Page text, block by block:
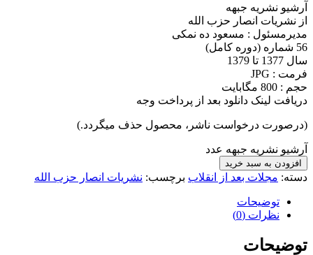
آرشیو نشریه جبهه
از نشریات انصار حزب الله
مدیرمسئول : مسعود ده نمکی
56 شماره (دوره کامل)
سال 1377 تا 1379
فرمت : JPG
حجم : 800 مگابایت
دریافت لینک دانلود بعد از پرداخت وجه
(درصورت درخواست ناشر، محصول حذف میگردد.)
آرشیو نشریه جبهه عدد
افزودن به سبد خرید
دسته: مجلات بعد از انقلاب برچسب: نشریات انصار حزب الله
توضیحات
نظرات (0)
توضیحات